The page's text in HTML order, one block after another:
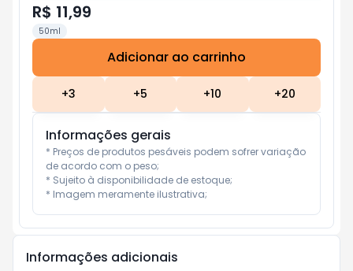
R$ 11,99
50ml
Adicionar ao carrinho
+3 +5 +10 +20
Informações gerais
* Preços de produtos pesáveis podem sofrer variação
de acordo com o peso;
* Sujeito à disponibilidade de estoque;
* Imagem meramente ilustrativa;
Informações adicionais